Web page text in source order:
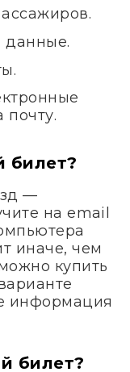
данные.
почту.
билет?
—
на email
иначе, чем
купить
информация
билет?